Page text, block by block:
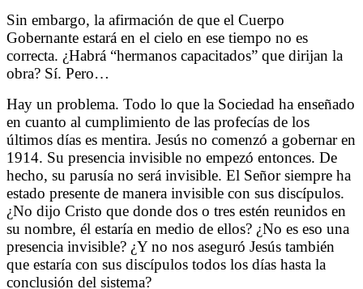
Sin embargo, la afirmación de que el Cuerpo
Gobernante estará en el cielo en ese tiempo no es
correcta. ¿Habrá “hermanos capacitados” que dirijan la
obra? Sí. Pero…
Hay un problema. Todo lo que la Sociedad ha enseñado
en cuanto al cumplimiento de las profecías de los
últimos días es mentira. Jesús no comenzó a gobernar en
1914. Su presencia invisible no empezó entonces. De
hecho, su parusía no será invisible. El Señor siempre ha
estado presente de manera invisible con sus discípulos.
¿No dijo Cristo que donde dos o tres estén reunidos en
su nombre, él estaría en medio de ellos? ¿No es eso una
presencia invisible? ¿Y no nos aseguró Jesús también
que estaría con sus discípulos todos los días hasta la
conclusión del sistema?